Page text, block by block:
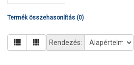
Termék összehasonlítás (0)
Rendezés: